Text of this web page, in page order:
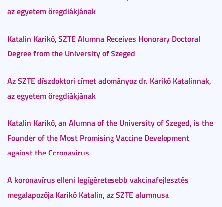
az egyetem öregdiákjának
Katalin Karikó, SZTE Alumna Receives Honorary Doctoral
Degree from the University of Szeged
Az SZTE díszdoktori címet adományoz dr. Karikó Katalinnak,
az egyetem öregdiákjának
Katalin Karikó, an Alumna of the University of Szeged, is the
Founder of the Most Promising Vaccine Development
against the Coronavirus
A koronavírus elleni legígéretesebb vakcinafejlesztés
megalapozója Karikó Katalin, az SZTE alumnusa